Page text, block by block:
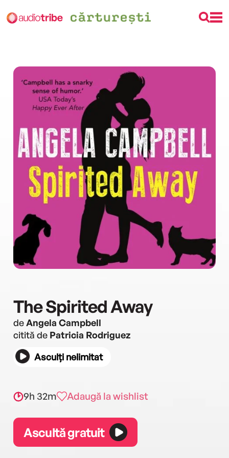
The Spirited Away
deAngela Campbell
citită de Patricia Rodriguez
Asculți nelimitat
9h 32m Adaugă la wishlist
Ascultă gratuit